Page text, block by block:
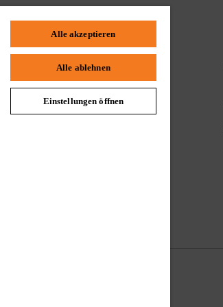
Häufig gestellte Fragen
Produktregistrierung
Alle akzeptieren
Alle ablehnen
Einstellungen öffnen